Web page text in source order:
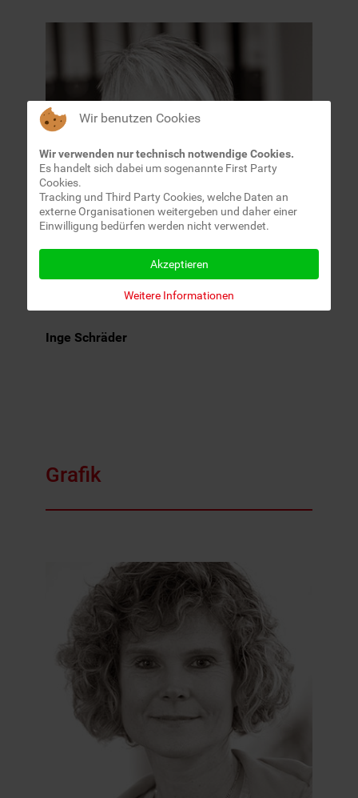
Inge Schräder
Grafik
Wir benutzen Cookies
Wir verwenden nur technisch notwendige Cookies.
Es handelt sich dabei um sogenannte First Party
Cookies.
Tracking und Third Party Cookies, welche Daten an
externe Organisationen weitergeben und daher einer
Einwilligung bedürfen werden nicht verwendet.
Akzeptieren
Weitere Informationen